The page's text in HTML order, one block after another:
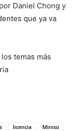
Daniel Chong y
que ya va
temas más
licencia
Miniso